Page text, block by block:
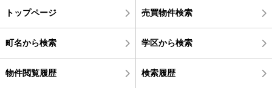
トップページ 売買物件検索
町名から検索 学区から検索
物件閲覧履歴 検索履歴